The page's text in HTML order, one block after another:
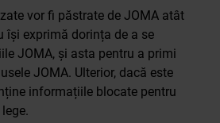
vor fi păstrate de JOMA atât
își exprimă dorința de a se
JOMA, și asta pentru a primi
JOMA. Ulterior, dacă este
informațiile blocate pentru